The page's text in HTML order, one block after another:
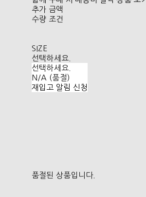
추가 금액
수량 조건
SIZE
선택하세요.
선택하세요.
N/A (품절)
재입고 알림 신청
품절된 상품입니다.